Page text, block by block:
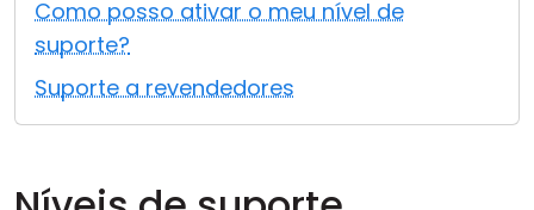
Como posso ativar o meu nível de
suporte?
Suporte a revendedores
Nuvem & Local